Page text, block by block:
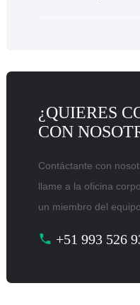
¿QUIERES
CON
Contáctante con
llame a la oficina
un miembro del
+51 993 526